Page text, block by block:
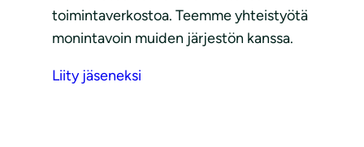
toimintaverkostoa. Teemme yhteistyötä
monintavoin muiden järjestön kanssa.
Liity jäseneksi